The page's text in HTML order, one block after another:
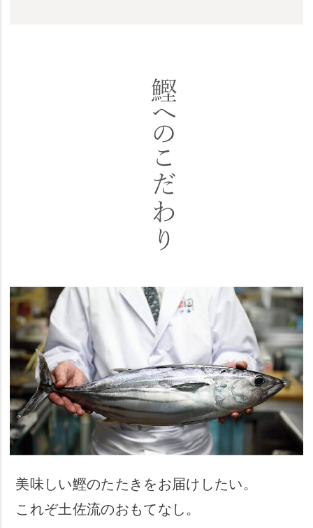
美味しい鰹のたたきをお届けしたい。
これぞ土佐流のおもてなし。